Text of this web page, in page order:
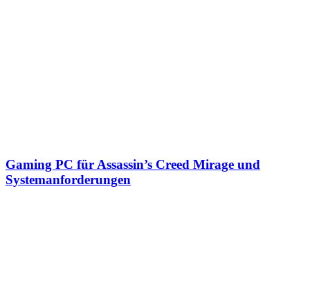
Gaming PC für Assassin’s Creed Mirage und
Systemanforderungen